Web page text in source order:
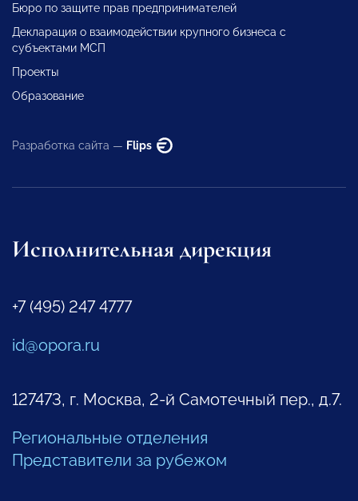
Бюро по защите прав предпринимателей
Декларация о взаимодействии крупного бизнеса с
субъектами МСП
Проекты
Образование
Разработка сайта — Flips
Исполнительная дирекция
+7 (495) 247 4777
id@opora.ru
127473, г. Москва, 2-й Самотечный пер., д.7.
Региональные отделения
Представители за рубежом